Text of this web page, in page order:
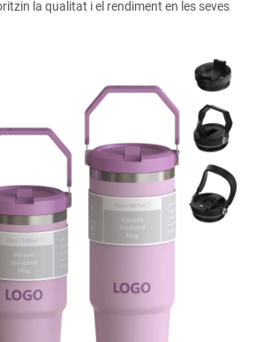
la qualitat i el rendiment en les seves